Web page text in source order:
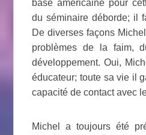
base américaine pour
du séminaire déborde; il
De diverses façons
problèmes de la faim,
développement. Oui,
éducateur; toute sa vie il
capacité de contact avec
Michel a toujours été